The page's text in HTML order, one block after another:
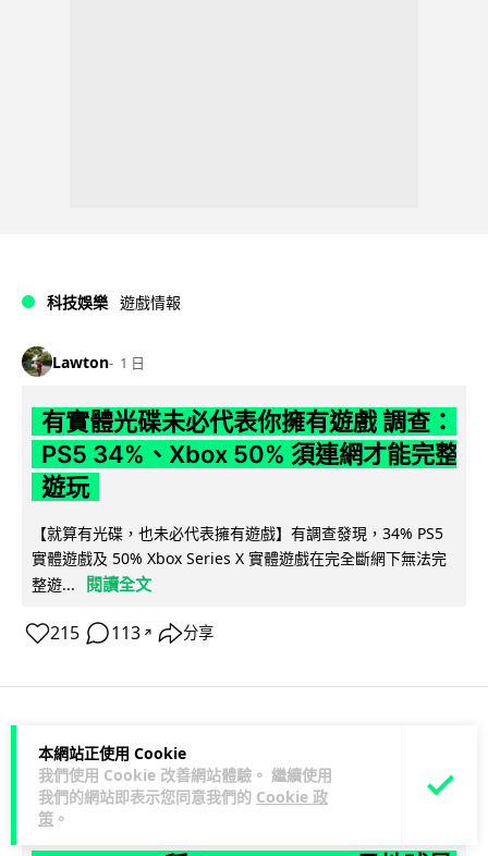
本網站正使用 Cookie
我們使用 Cookie 改善網站體驗。 繼續使用
我們的網站即表示您同意我們的 Cookie 政
策 。
科技娛樂 遊戲情報
Lawton 1 日
有實體光碟未必代表你擁有遊戲 調查：
PS5 34%、Xbox 50% 須連網才能完整
遊玩
【就算有光碟，也未必代表擁有遊戲】有調查發現，34% PS5
實體遊戲及 50% Xbox Series X 實體遊戲在完全斷網下無法完
整遊...
閱讀全文
215 113 ↗ 分享
人工智能
Lawton 1 日